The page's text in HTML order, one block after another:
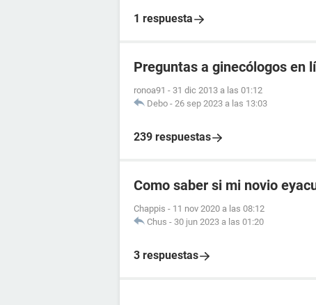
1 respuesta
Preguntas a ginecólogos en
ronoa91 - 31 dic 2013 a las 01:12
Debo - 26 sep 2023 a las 13:03
239 respuestas
Como saber si mi novio
Chappis - 11 nov 2020 a las 08:12
Chus - 30 jun 2023 a las 01:20
3 respuestas